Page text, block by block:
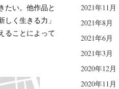
たい。他作品と
く生きる力」
ることによって
2021年11月
2021年8月
2021年6月
2021年3月
2020年12月
2020年11月